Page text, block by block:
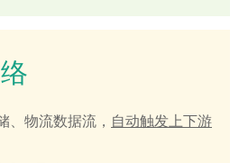
、物流数据流， 自动触发上下游